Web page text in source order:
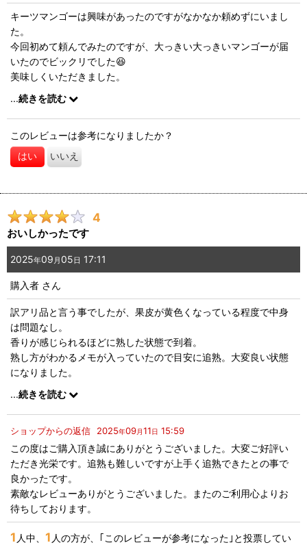
キーツマンゴーは興味があったのですがなかなか頼めずにいまし
た。
今回初めて頼んでみたのですが、大っきい大っきいマンゴーが届
いたのでビックリでした😆
美味しくいただきました。
本当にありがとうございましたm(_ _)m
...続きを読む
このレビューは参考になりましたか？
はい いいえ
4
おいしかったです
2025年09 月 05 日 17:11
購入者 さん
訳アリ品と言う事でしたが、果皮が黄色くなっている程度で中身
は問題なし。
香りが感じられるほどに熟した状態で到着。
熟し方がわかるメモが入っていたので目安に追熟。大変良い状態
になりました。
香りが穏やかで甘みも十分。黄色い果肉でおいしいマンゴーでし
た。
キーツは大型の果実なので一個で二人分は取れると思います。
一人一個でも良いですが二人で食べても十分なボリュウムがあり
ます。
マンゴーの中では熱帯果実特有の臭さと言うか匂いも少なく食べ
やすい方だと思います。
味は濃厚な方です。甘みは強いですが、マンゴーの中ではさっぱ
りした甘味だと思います。
酸味は熟すほど少なくなり、甘い香りがしてきます。
果皮が緑色で熟しても赤くならなず熟度の目安がちょっと難しい
...続きを読む
ショップからの返信 2025年09月11日 15:59
この度はご購入頂き誠にありがとうございました。大変ご好評い
ただき光栄です。追熟も難しいですが上手く追熟できたとの事で
良かったです。
素敵なレビューありがとうございました。またのご利用心よりお
待ちしております。
1 人中、 1 人の方が、｢このレビューが参考になった｣と投票してい